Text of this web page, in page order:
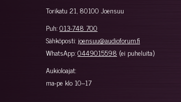
Torikatu 21, 80100 Joensuu
Puh:013-748 700
Sähköposti: joensuu@audioforum.fi
WhatsApp:0449015598 (ei puheluita)
Aukioloajat:
ma-pe klo 10–17